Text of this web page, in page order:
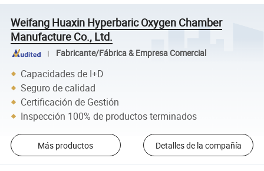
Weifang Huaxin Hyperbaric Oxygen Chamber
Manufacture Co., Ltd.
Fabricante/Fábrica & Empresa Comercial
Capacidades de I+D
Seguro de calidad
Certificación de Gestión
Inspección 100% de productos terminados
Más productos Detalles de la compañía